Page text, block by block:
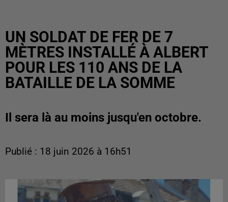
UN SOLDAT DE FER DE 7
MÈTRES INSTALLÉ À ALBERT
POUR LES 110 ANS DE LA
BATAILLE DE LA SOMME
Il sera là au moins jusqu'en octobre.
Publié : 18 juin 2026 à 16h51